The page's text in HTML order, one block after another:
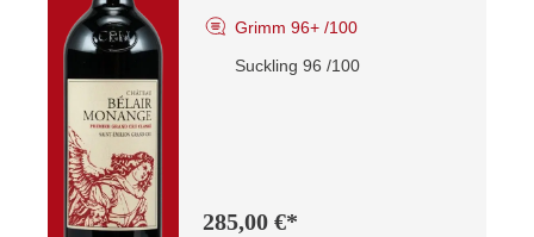
Grimm 96+ /100
Suckling 96 /100
285,00 €*